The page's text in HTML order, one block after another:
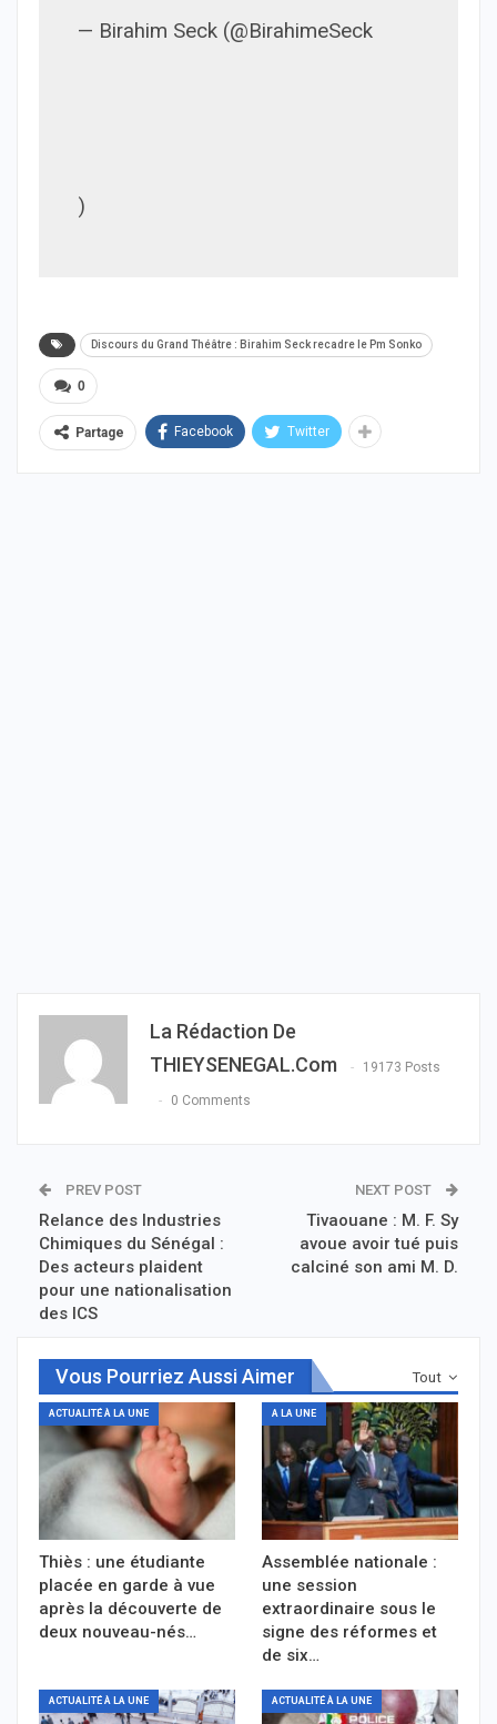
— Birahim Seck (@BirahimeSeck
)
Discours du Grand Théâtre : Birahim Seck recadre le Pm Sonko
0
Partage Facebook Twitter
La Rédaction De
THIEYSENEGAL.com
19173 Posts
0 Comments
PREV POST
Relance des Industries
Chimiques du Sénégal :
Des acteurs plaident
pour une nationalisation
des ICS
NEXT POST
Tivaouane : M. F. Sy
avoue avoir tué puis
calciné son ami M. D.
Tout
Vous Pourriez Aussi Aimer
ACTUALITÉ À LA UNE
Thiès : une étudiante
placée en garde à vue
après la découverte de
deux nouveau-nés…
A LA UNE
Assemblée nationale :
une session
extraordinaire sous le
signe des réformes et
de six…
ACTUALITÉ À LA UNE ACTUALITÉ À LA UNE